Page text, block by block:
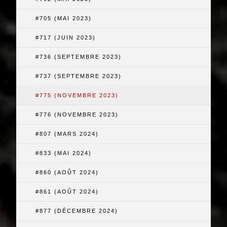
#705 (MAI 2023)
#717 (JUIN 2023)
#736 (SEPTEMBRE 2023)
#737 (SEPTEMBRE 2023)
#775 (NOVEMBRE 2023)
#776 (NOVEMBRE 2023)
#807 (MARS 2024)
#833 (MAI 2024)
#860 (AOÛT 2024)
#861 (AOÛT 2024)
#877 (DÉCEMBRE 2024)